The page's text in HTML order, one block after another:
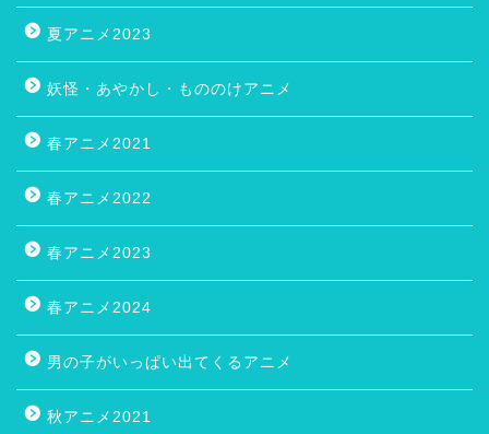
夏アニメ2023
妖怪・あやかし・もののけアニメ
春アニメ2021
春アニメ2022
春アニメ2023
春アニメ2024
男の子がいっぱい出てくるアニメ
秋アニメ2021